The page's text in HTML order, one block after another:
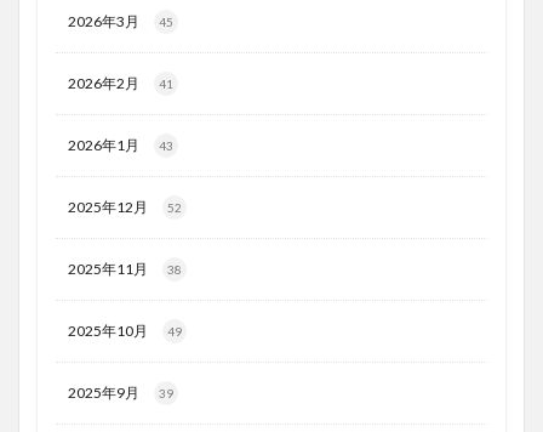
2026年3月 45
2026年2月 41
2026年1月 43
2025年12月 52
2025年11月 38
2025年10月 49
2025年9月 39